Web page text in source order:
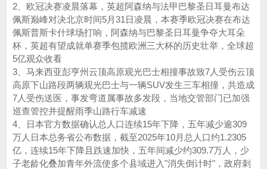
2、欧冠决赛凌晨落幕，英超阿森纳与法甲巴黎圣日耳曼布达
佩斯巅峰对决北京时间5月31日凌晨，本赛季欧冠决赛在布达
佩斯普斯卡什球场打响，阿森纳与巴黎圣日耳曼争夺大耳朵
杯，英超有望成就单赛季包揽欧洲三大杯的历史壮举，全球超
5亿观众收看
3、马来西亚彭亨州云顶高原观光巴士相撞事故致7人受伤云顶
高原下山路段两辆观光巴士与一辆SUV发生三车相撞，共造成
7人受伤送医，事发弯道属事故多发段，当地交管部门已加强
巡查管控并提醒雨季山路行车减速
4、日本官方数据确认总人口连续15年下降，五年减少逾309
万人日本总务省公布数据，截至2025年10月总人口约1.2305
亿，连续15年下降且跌速加快，五年间减少约309.7万人，少
子老龄化叠加青年外流使多个县域进入"消失倒计时"，政府刺